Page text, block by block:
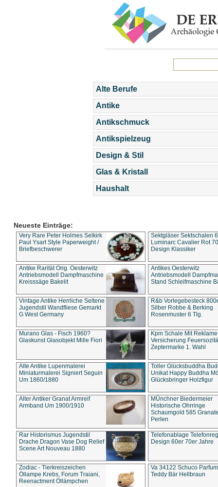
Alte Berufe
Antike
Antikschmuck
Antikspielzeug
Design & Stil
Glas & Kristall
Haushalt
Neueste Einträge:
Very Rare Peter Holmes Selkirk
Paul Ysart Style Paperweight /
Briefbeschwerer
Sektgläser Sektschalen
Luminarc Cavalier Rot
Design Klassiker
Antike Rarität Orig. Oesterwitz
Antriebsmodell Dampfmaschine
Kreisssäge Bakelit
Antikes Oesterwitz
Antriebsmodell
Stand Schleifmaschine
Vintage Antike Herrliche Seltene
Jugendstil Wandfliese Gemarkt
G West Germany
R&b Vorlegebesteck
Silber Robbe & Berking
Rosenmuster 6 Tlg.
Murano Glas - Fisch 1960?
Glaskunst Glasobjekt Mille Fiori
Kpm Schale Mit Reklame
Versicherung
Zeptermarke 1. Wahl
Alte Antike Lupenmalerei
Miniaturmalerei Signiert Seguin
Um 1860/1880
Toller Glücksbuddha
Unikat Happy Buddha
Glücksbringer Holzfigur
Alter Antiker Granat Armreif
Armband Um 1900/1910
MÜnchner Biedermeier
Historische Ohrringe
Schaumgold 585
Perlen
Rar Historismus Jugendstil
Drache Dragon Vase Dog Relief
Scene Art Nouveau 1880
Telefonablage
Design 60er 70er Jahre
Zodiac - Tierkreiszeichen
Öllampe Krebs, Forum Traiani,
Reenactment Öllämpchen
Va 34122 Schuco
Teddy Bär Hellbraun